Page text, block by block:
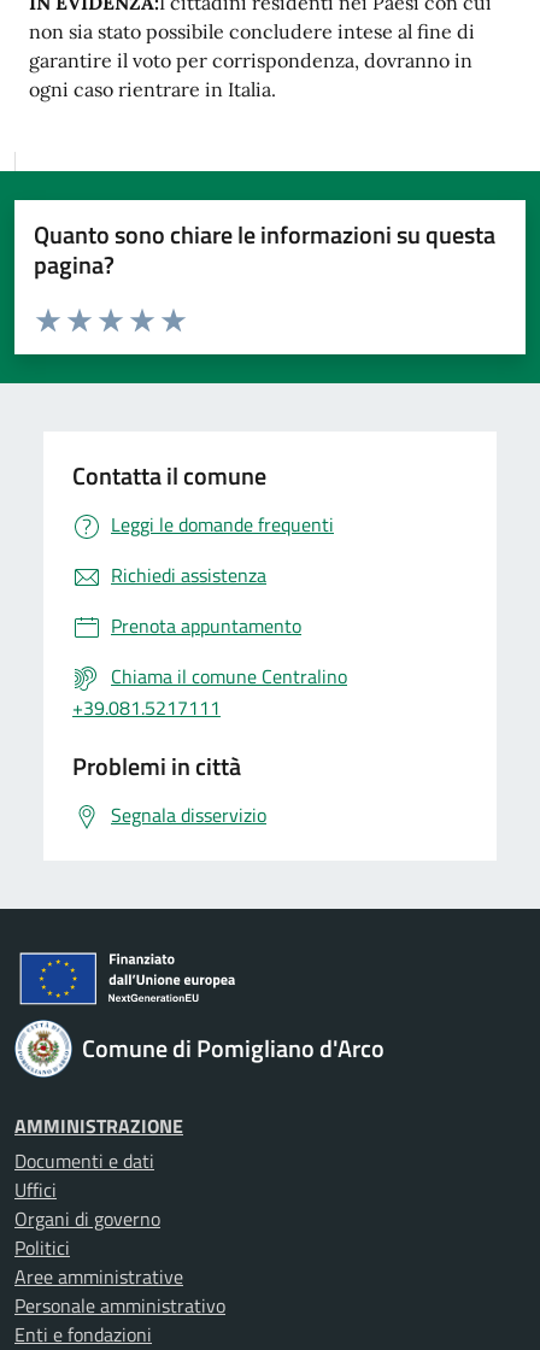
non sia stato possibile concludere intese al fine di
garantire il voto per corrispondenza, dovranno in
ogni caso rientrare in Italia.
Quanto sono chiare le informazioni su questa
pagina?
Valuta da 1 a 5 stelle la pagina
Valuta 5 stelle su 5
Valuta 4 stelle su 5
Valuta 3 stelle su 5
Valuta 2 stelle su 5
Valuta 1 stelle su 5
Contatta il comune
Leggi le domande frequenti
Richiedi assistenza
Prenota appuntamento
Chiama il comune Centralino
+39.081.5217111
Problemi in città
Segnala disservizio
Comune di Pomigliano d'Arco
AMMINISTRAZIONE
Documenti e dati
Uffici
Organi di governo
Politici
Aree amministrative
Personale amministrativo
Enti e fondazioni